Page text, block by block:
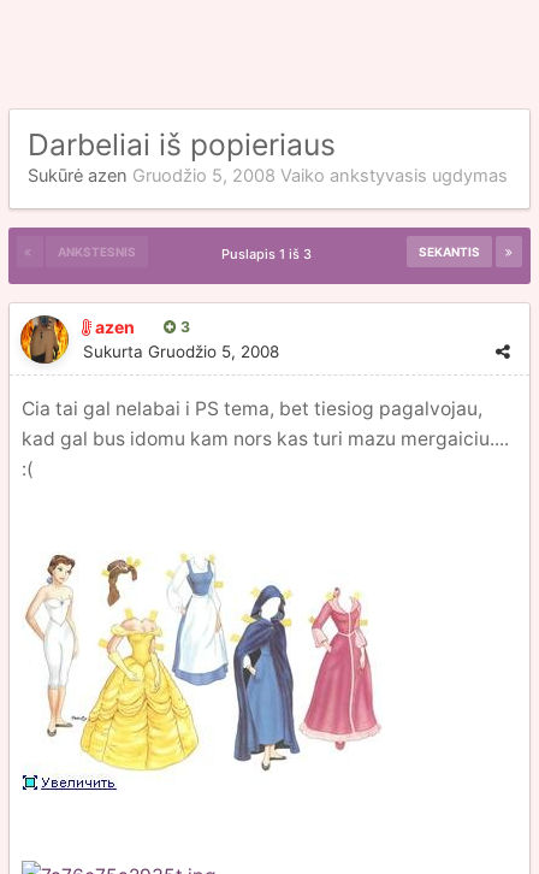
Darbeliai iš popieriaus
Sukūrė azen Gruodžio 5, 2008 Vaiko ankstyvasis ugdymas
ANKSTESNIS SEKANTIS
Puslapis 1 iš 3
azen 3
Sukurta Gruodžio 5, 2008
Cia tai gal nelabai i PS tema, bet tiesiog pagalvojau,
kad gal bus idomu kam nors kas turi mazu mergaiciu....
:(